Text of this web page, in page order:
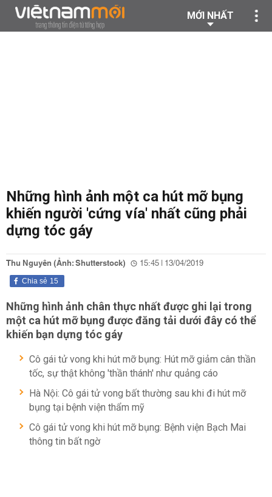
MỚI NHẤT
Những hình ảnh một ca hút mỡ bụng
khiến người 'cứng vía' nhất cũng phải
dựng tóc gáy
Thu Nguyên (Ảnh: Shutterstock) 15:45 | 13/04/2019
15
Chia sẻ
Những hình ảnh chân thực nhất được ghi lại trong
một ca hút mỡ bụng được đăng tải dưới đây có thể
khiến bạn dựng tóc gáy
Cô gái tử vong khi hút mỡ bụng: Hút mỡ giảm cân thần
tốc, sự thật không 'thần thánh' như quảng cáo
Hà Nội: Cô gái tử vong bất thường sau khi đi hút mỡ
bụng tại bệnh viện thẩm mỹ
Cô gái tử vong khi hút mỡ bụng: Bệnh viện Bạch Mai
thông tin bất ngờ